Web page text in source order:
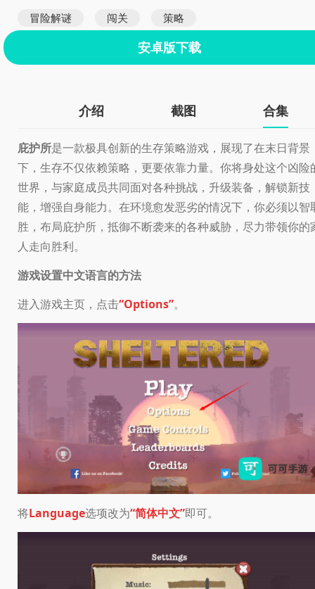
冒险解谜 闯关 策略
安卓版下载
介绍 截图 合集
庇护所是一款极具创新的生存策略游戏，展现了在末日背景
下，生存不仅依赖策略，更要依靠力量。你将身处这个凶险
世界，与家庭成员共同面对各种挑战，升级装备，解锁新技
能，增强自身能力。在环境愈发恶劣的情况下，你必须以智
胜，布局庇护所，抵御不断袭来的各种威胁，尽力带领你的
人走向胜利。
游戏设置中文语言的方法
进入游戏主页，点击“Options”。
将Language选项改为“简体中文”即可。